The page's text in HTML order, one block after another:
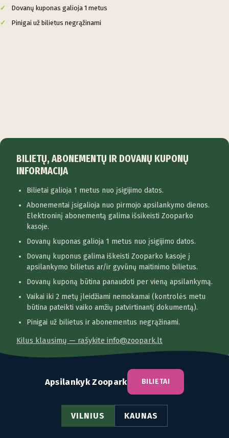
Dovanų kuponas galioja 1 metus
Pinigai už bilietus negrąžinami
BILIETŲ, ABONEMENTŲ IR DOVANŲ KUPONŲ
INFORMACIJA
Bilietai galioja 1 metus nuo įsigijimo datos.
Abonementai įsigalioja nuo pirmojo apsilankymo dienos.
Elektroninį abonementą galima išsikeisti Zooparko
kasoje.
Dovanų kuponas galioja 1 metus nuo įsigijimo datos.
Dovanų kuponus galima iškeisti Zooparko kasoje į
apsilankymo bilietus ar/ir gyvūnų maitinimo bilietus.
Dovanų kuponą būtina panaudoti per vieną apsilankymą.
Vaikai iki 2 metų įleidžiami nemokamai (kontrolės metu
būtina pateikti vaiko amžių patvirtinantį dokumentą).
Pinigai už bilietus ir abonementus negrąžinami.
Kilus klausimų — rašykite info@zoopark.lt
Apsilankyk Zoopark BILIETAI
VILNIUS KAUNAS